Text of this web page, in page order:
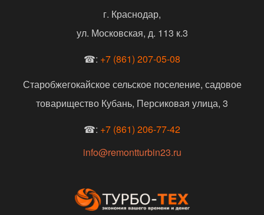
г. Краснодар,
ул. Московская, д. 113 к.3
☎: +7 (861) 207-05-08
Старобжегокайское сельское поселение, садовое
товарищество Кубань, Персиковая улица, 3
☎: +7 (861) 206-77-42
info@remontturbin23.ru